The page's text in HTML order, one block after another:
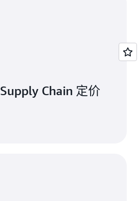
Chain 定价